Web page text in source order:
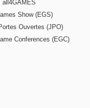
all4GAMES
Show (EGS)
Ouvertes (JPO)
Conferences (EGC)